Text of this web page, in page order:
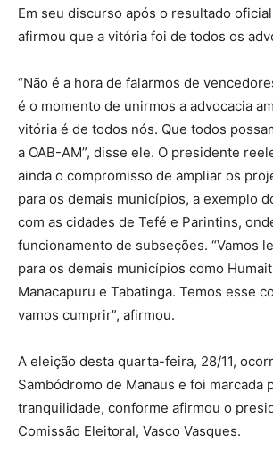
Em seu discurso após o resultado
afirmou que a vitória foi de todos os
“Não é a hora de falarmos de
é o momento de unirmos a advocacia
vitória é de todos nós. Que todos
a OAB-AM”, disse ele. O presidente
ainda o compromisso de ampliar os
para os demais municípios, a exemplo
com as cidades de Tefé e Parintins,
funcionamento de subseções. “Vamos
para os demais municípios como
Manacapuru e Tabatinga. Temos esse
vamos cumprir”, afirmou.
A eleição desta quarta-feira, 28/11,
Sambódromo de Manaus e foi marcada
tranquilidade, conforme afirmou o
Comissão Eleitoral, Vasco Vasques.